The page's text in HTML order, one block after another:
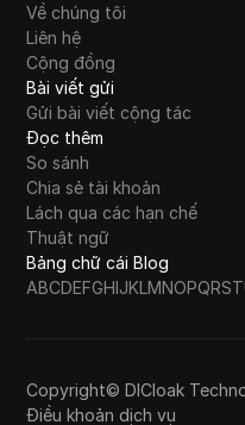
Về chúng tôi
Liên hệ
Cộng đồng
Bài viết gửi
Gửi bài viết cộng tác
Đọc thêm
So sánh
Chia sẻ tài khoản
Lách qua các hạn chế
Thuật ngữ
Bảng chữ cái Blog
ABCDEFGHIJKLMNOPQRST
Copyright© DICloak
Điều khoản dịch vụ